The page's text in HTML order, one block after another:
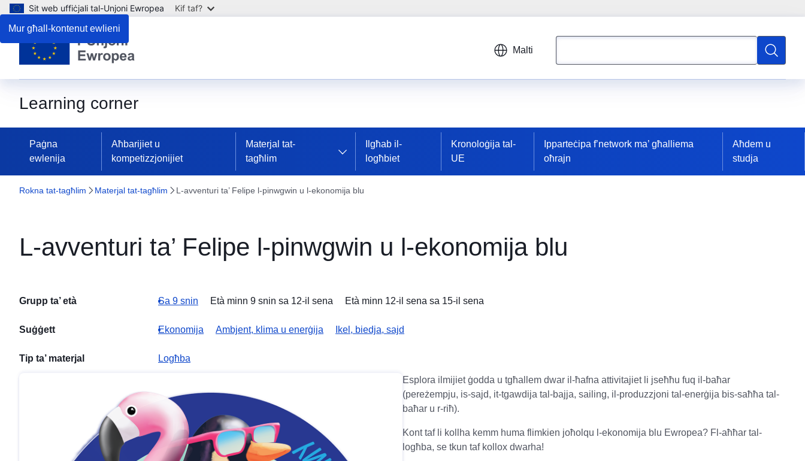
Mur għall-kontenut ewlieni
Sit web uffiċjali tal-Unjoni Ewropea Kif taf?
Malti
Fittex
Learning corner
Paġna
ewlenija
Aħbarijiet u
kompetizzjonijiet
Materjal tat-
tagħlim
Ilgħab il-
logħbiet
Kronoloġija tal-
UE
Ipparteċipa f’network ma’ għalliema
oħrajn
Aħdem u
studja
Rokna tat-tagħlim Materjal tat-tagħlim L-avventuri ta’ Felipe l-pinwgwin u l-ekonomija blu
L-avventuri ta’ Felipe l-pinwgwin u l-ekonomija blu
Grupp ta’ età Sa 9 snin Età minn 9 snin sa 12-il sena Età minn 12-il sena sa 15-il sena
Suġġett Ekonomija Ambjent, klima u enerġija Ikel, biedja, sajd
Tip ta’ materjal Logħba
Esplora ilmijiet ġodda u tgħallem dwar il-ħafna attivitajiet li jseħħu fuq il-baħar
(pereżempju, is-sajd, it-tgawdija tal-bajja, sailing, il-produzzjoni tal-enerġija bis-saħħa tal-
baħar u r-riħ).
Kont taf li kollha kemm huma flimkien joħolqu l-ekonomija blu Ewropea? Fl-aħħar tal-
logħba, se tkun taf kollox dwarha!